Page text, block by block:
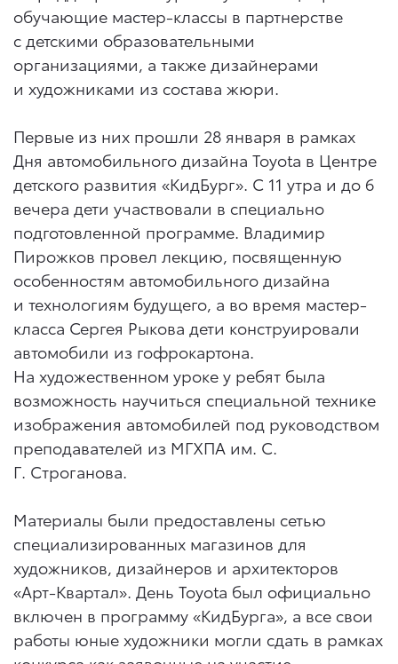
обучающие мастер-классы в партнерстве
с детскими образовательными
организациями, а также дизайнерами
и художниками из состава жюри.
Первые из них прошли 28 января в рамках
Дня автомобильного дизайна Toyota в Центре
детского развития «КидБург». С 11 утра и до 6
вечера дети участвовали в специально
подготовленной программе. Владимир
Пирожков провел лекцию, посвященную
особенностям автомобильного дизайна
и технологиям будущего, а во время мастер-
класса Сергея Рыкова дети конструировали
автомобили из гофрокартона.
На художественном уроке у ребят была
возможность научиться специальной технике
изображения автомобилей под руководством
преподавателей из МГХПА им. С.
Г. Строганова.
Материалы были предоставлены сетью
специализированных магазинов для
художников, дизайнеров и архитекторов
«Арт-Квартал». День Toyota был официально
включен в программу «КидБурга», а все свои
работы юные художники могли сдать в рамках